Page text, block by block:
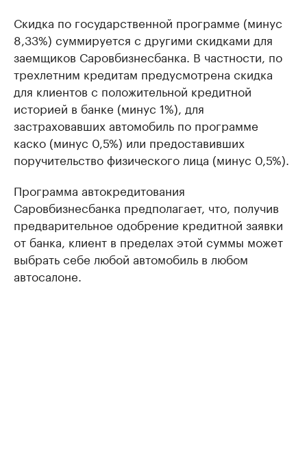
Скидка по государственной программе (минус
8,33%) суммируется с другими скидками для
заемщиков Саровбизнесбанка. В частности, по
трехлетним кредитам предусмотрена скидка
для клиентов с положительной кредитной
историей в банке (минус 1%), для
застраховавших автомобиль по программе
каско (минус 0,5%) или предоставивших
поручительство физического лица (минус 0,5%).
Программа автокредитования
Саровбизнесбанка предполагает, что, получив
предварительное одобрение кредитной заявки
от банка, клиент в пределах этой суммы может
выбрать себе любой автомобиль в любом
автосалоне.